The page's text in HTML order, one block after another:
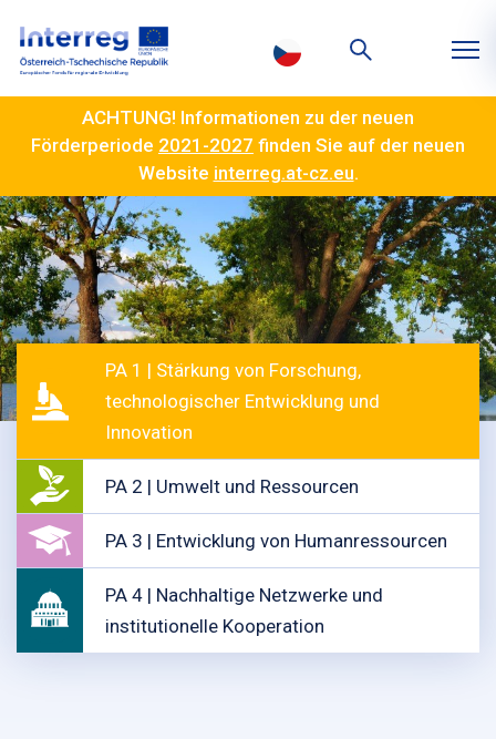
ACHTUNG! Informationen zu der neuen
Förderperiode 2021-2027 finden Sie auf der neuen
Website interreg.at-cz.eu.
PA 1 | Stärkung von Forschung,
technologischer Entwicklung und
Innovation
PA 2 | Umwelt und Ressourcen
PA 3 | Entwicklung von Humanressourcen
PA 4 | Nachhaltige Netzwerke und
institutionelle Kooperation